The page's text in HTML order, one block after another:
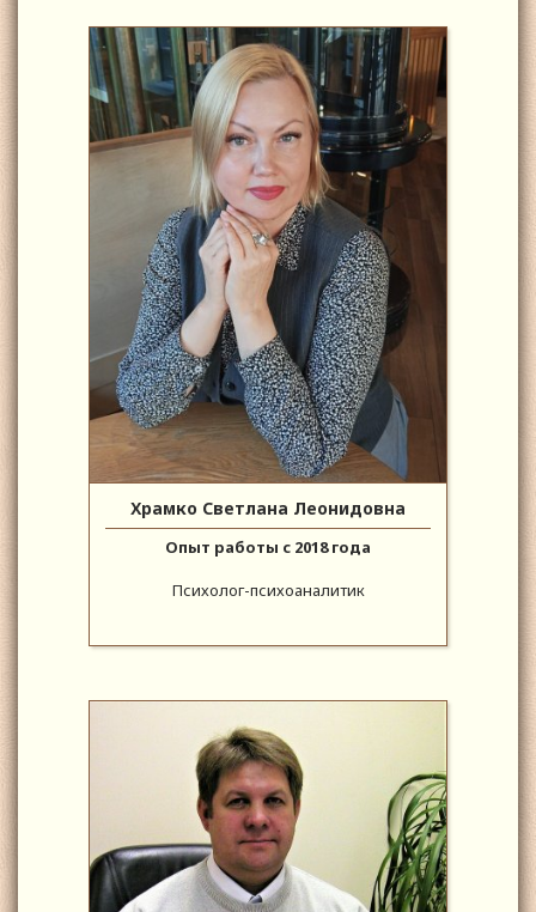
Храмко Светлана Леонидовна
Опыт работы с 2018 года
Психолог-психоаналитик